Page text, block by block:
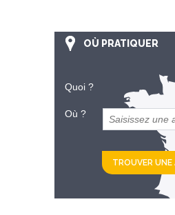
OÙ PRATIQUER
Quoi ?
Où ?
et
km alentour